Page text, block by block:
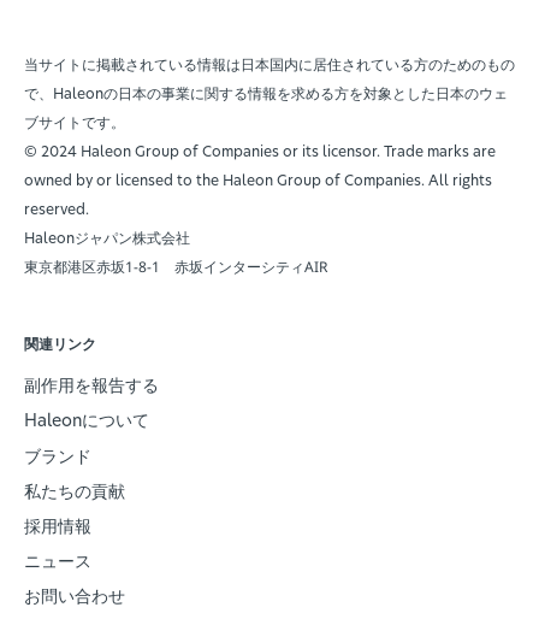
当サイトに掲載されている情報は日本国内に居住されている方のためのもの
で、
Haleonの日本の事業に関する情報を求める方を対象とした日本のウェ
ブサイトです。
© 2024 Haleon Group of Companies or its licensor. Trade marks are
owned by or licensed to the Haleon Group of Companies. All rights
reserved.
Haleonジャパン株式会社
東京都港区赤坂1-8-1 赤坂インターシティAIR
関連リンク
副作用を報告する
Haleonについて
ブランド
私たちの貢献
採用情報
ニュース
お問い合わせ